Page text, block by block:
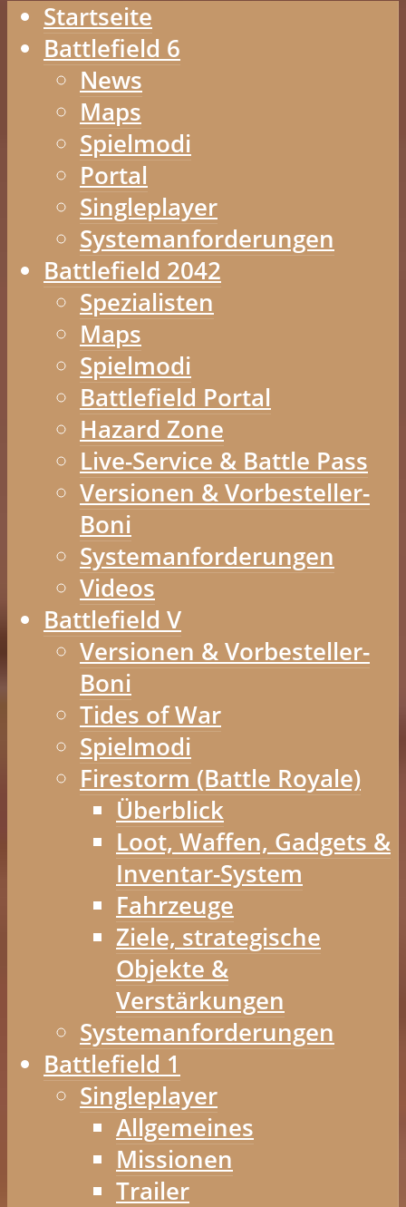
Startseite
Battlefield 6
News
Maps
Spielmodi
Portal
Singleplayer
Systemanforderungen
Battlefield 2042
Spezialisten
Maps
Spielmodi
Battlefield Portal
Hazard Zone
Live-Service & Battle Pass
Versionen & Vorbesteller-
Boni
Systemanforderungen
Videos
Battlefield V
Versionen & Vorbesteller-
Boni
Tides of War
Spielmodi
Firestorm (Battle Royale)
Überblick
Loot, Waffen, Gadgets &
Inventar-System
Fahrzeuge
Ziele, strategische
Objekte &
Verstärkungen
Systemanforderungen
Battlefield 1
Singleplayer
Allgemeines
Missionen
Trailer